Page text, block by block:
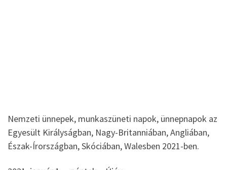
Nemzeti ünnepek, munkaszüneti napok, ünnepnapok az
Egyesült Királyságban, Nagy-Britanniában, Angliában,
Észak-Írországban, Skóciában, Walesben 2021-ben.